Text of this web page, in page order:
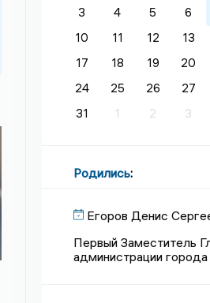
3
4 5 6
10
11 12 13
17
18 19 20
24
25 26 27
31
1 2 3
Родились:
Егоров Денис
Первый Заместитель
администрации